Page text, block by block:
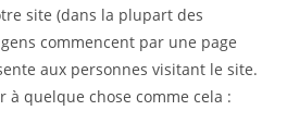
site (dans la plupart des
commencent par une page
aux personnes visitant le site.
à quelque chose comme cela :